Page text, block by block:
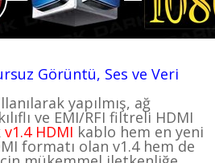
Görüntü, Ses ve Veri
yapılmış, ağ
ve EMI/RFI filtreli HDMI
v1.4 HDMI kablo hem en yeni
formatı olan v1.4 hem de